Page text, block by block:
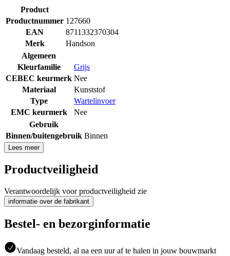
Product
Productnummer 127660
EAN
8711332370304
Merk
Handson
Algemeen
Kleurfamilie
Grijs
CEBEC keurmerk Nee
Materiaal
Kunststof
Type
Wartelinvoer
EMC keurmerk
Nee
Gebruik
Binnen/buitengebruik Binnen
Lees meer
Productveiligheid
Verantwoordelijk voor productveiligheid zie
informatie over de fabrikant
Bestel- en bezorginformatie
Vandaag besteld, al na een uur af te halen in jouw bouwmarkt